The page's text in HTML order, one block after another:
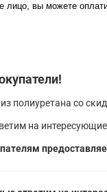
лицо, вы можете
полиуретана со
на